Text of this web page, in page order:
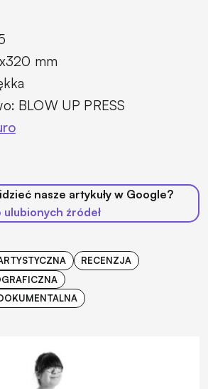
mm
BLOW UP PRESS
nasze artykuły w Google?
źródeł
RECENZJA